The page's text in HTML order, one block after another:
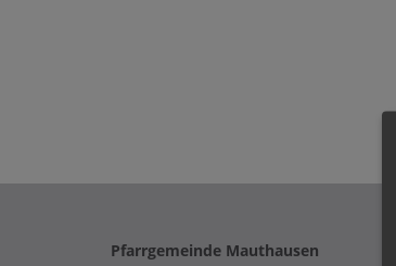
Pfarrgemeinde Mauthausen